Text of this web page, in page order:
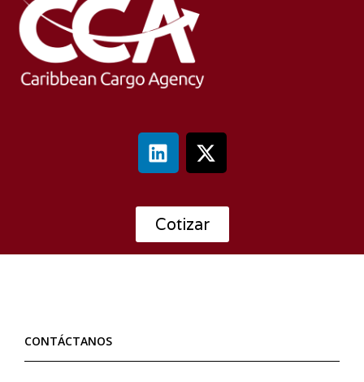
Cotizar
CONTÁCTANOS